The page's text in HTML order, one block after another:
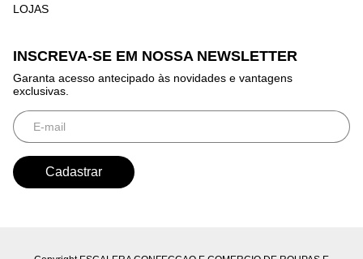
LOJAS
INSCREVA-SE EM NOSSA NEWSLETTER
Garanta acesso antecipado às novidades e vantagens
exclusivas.